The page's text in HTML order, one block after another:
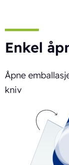
Enkel
Åpne
kniv